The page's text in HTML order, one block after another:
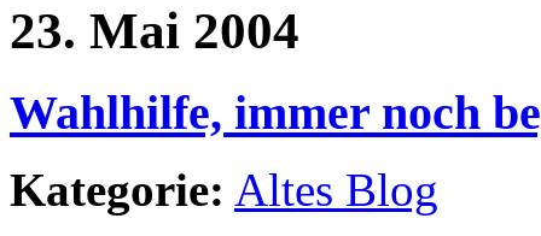
23. Mai 2004
Wahlhilfe, immer noch
Kategorie: Altes Blog